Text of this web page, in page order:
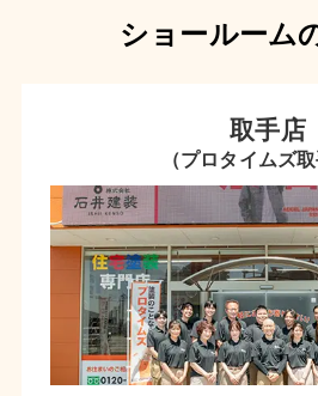
ショールーム
取手店
（プロタイムズ取